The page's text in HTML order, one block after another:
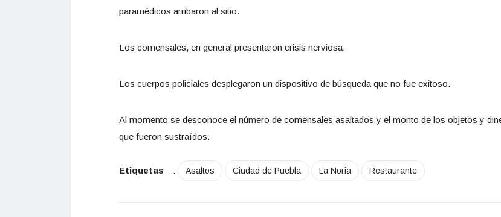
paramédicos arribaron al sitio.
Los comensales, en general presentaron crisis nerviosa.
Los cuerpos policiales desplegaron un dispositivo de búsqueda que no fue exitoso.
Al momento se desconoce el número de comensales asaltados y el monto de los objetos y
que fueron sustraídos.
Etiquetas : Asaltos Ciudad de Puebla La Noria Restaurante